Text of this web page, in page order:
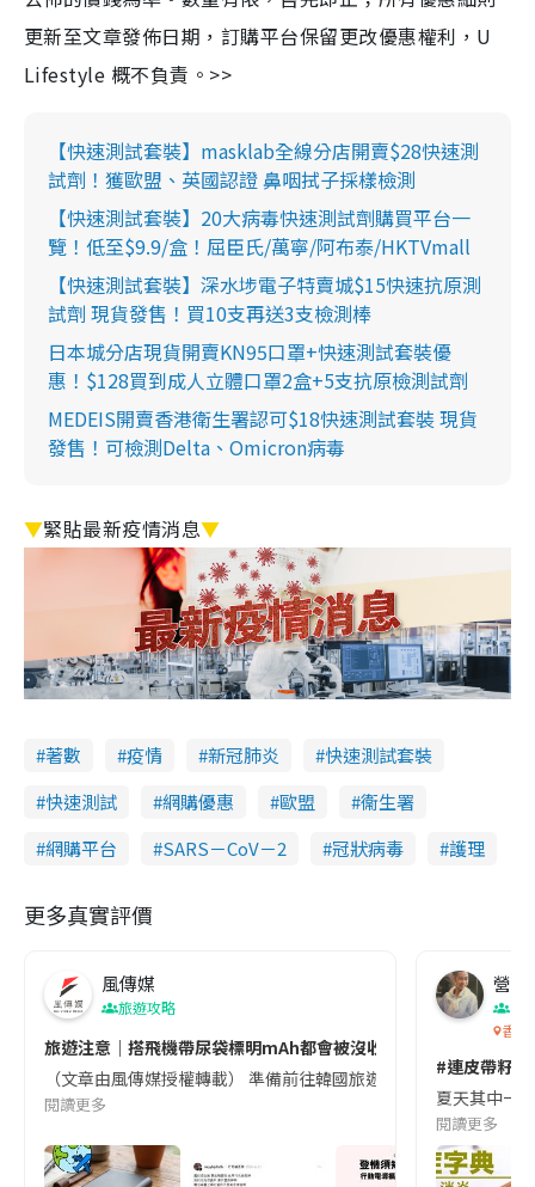
更新至文章發佈日期，訂購平台保留更改優惠權利，U
Lifestyle 概不負責。>>
【快速測試套裝】masklab全線分店開賣$28快速測
試劑！獲歐盟、英國認證 鼻咽拭子採樣檢測
【快速測試套裝】20大病毒快速測試劑購買平台一
覽！低至$9.9/盒！屈臣氏/萬寧/阿布泰/HKTVmall
【快速測試套裝】深水埗電子特賣城$15快速抗原測
試劑 現貨發售！買10支再送3支檢測棒
日本城分店現貨開賣KN95口罩+快速測試套裝優
惠！$128買到成人立體口罩2盒+5支抗原檢測試劑
MEDEIS開賣香港衛生署認可$18快速測試套裝 現貨
發售！可檢測Delta、Omicron病毒
▼緊貼最新疫情消息▼
著數 疫情 新冠肺炎
快速測試套裝
快速測試
網購優惠 歐盟
衞生署
網購平台
SARS－CoV－2 冠狀病毒 護理
更多真實評價
風傳媒
旅遊攻略
旅遊注意｜搭飛機帶尿袋標明mAh都會被沒收😱出發前切記檢查
（文章由風傳媒授權轉載） 準備前往韓國旅遊的民眾，近期要
閱讀更多
營養
香港
#連皮帶籽
夏天其中一
閱讀更多